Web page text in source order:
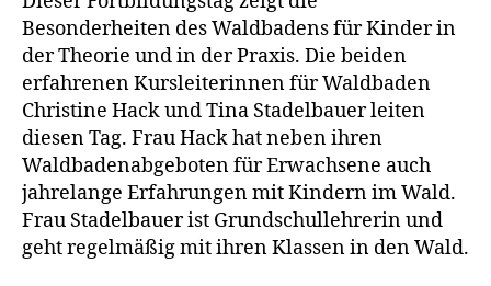
Besonderheiten des Waldbadens für Kinder in
der Theorie und in der Praxis. Die beiden
erfahrenen Kursleiterinnen für Waldbaden
Christine Hack und Tina Stadelbauer leiten
diesen Tag. Frau Hack hat neben ihren
Waldbadenabgeboten für Erwachsene auch
jahrelange Erfahrungen mit Kindern im Wald.
Frau Stadelbauer ist Grundschullehrerin und
geht regelmäßig mit ihren Klassen in den Wald.